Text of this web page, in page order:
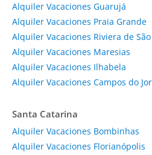
Alquiler Vacaciones Guarujá
Alquiler Vacaciones Praia Grande
Alquiler Vacaciones Riviera de
Alquiler Vacaciones Maresias
Alquiler Vacaciones Ilhabela
Alquiler Vacaciones Campos do
Santa Catarina
Alquiler Vacaciones Bombinhas
Alquiler Vacaciones Florianópolis